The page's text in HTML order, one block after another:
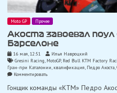
Moto GP Прочее
Акоста завоевал поул
Барселоне
16 мая, 12:51
Илья Навроцкий
Gresini Racing, MotoGP, Red Bull KTM Factory
Гран-при Каталонии, квалификация, Педро Акоста,
Комментироватьon
завоевал
Гонщик команды «KTM» Педро